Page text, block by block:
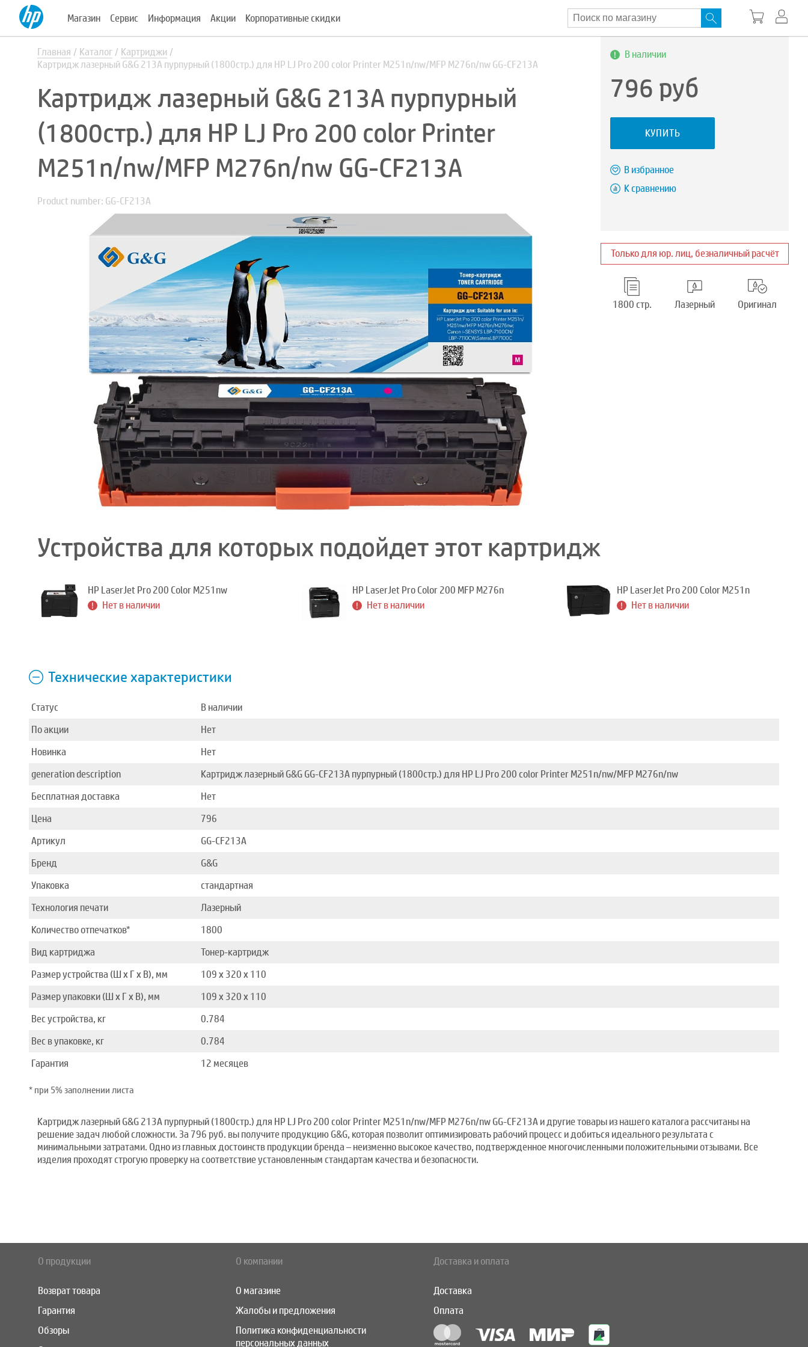
Магазин Сервис Информация Акции Корпоративные скидки
Главная Каталог
Картриджи
Картридж лазерный G&G 213A пурпурный (1800стр.) для HP LJ Pro 200 color Printer M251n/nw/MFP M276n/nw GG-CF213A
Картридж лазерный G&G 213A пурпурный
(1800стр.) для HP LJ Pro 200 color Printer
M251n/nw/MFP M276n/nw GG-CF213A
Product number: GG-CF213A
В наличии
796 руб
КУПИТЬ
В избранное
К сравнению
Только для юр. лиц, безналичный расчёт
1800 стр. Лазерный Оригинал
Устройства для которых подойдет этот картридж
HP LaserJet Pro 200 Color M251nw
Нет в наличии
HP LaserJet Pro Color 200 MFP M276n
Нет в наличии
HP LaserJet Pro 200 Color M251n
Нет в наличии
Технические характеристики
Статус
В наличии
По акции
Нет
Новинка
Нет
generation description
Картридж лазерный G&G GG-CF213A пурпурный (1800стр.) для HP LJ Pro 200 color Printer M251n/nw/MFP M276n/nw
Бесплатная доставка
Нет
Цена
796
Артикул
GG-CF213A
Бренд
G&G
Упаковка
стандартная
Технология печати
Лазерный
Количество отпечатков*
1800
Вид картриджа
Тонер-картридж
Размер устройства (Ш x Г x В), мм
109 x 320 x 110
Размер упаковки (Ш x Г x В), мм
109 x 320 x 110
Вес устройства, кг
0.784
Вес в упаковке, кг
0.784
Гарантия
12 месяцев
* при 5% заполнении листа
Картридж лазерный G&G 213A пурпурный (1800стр.) для HP LJ Pro 200 color Printer M251n/nw/MFP M276n/nw GG-CF213A и другие товары из нашего каталога рассчитаны на
решение задач любой сложности. За 796 руб. вы получите продукцию G&G, которая позволит оптимизировать рабочий процесс и добиться идеального результата с
минимальными затратами. Одно из главных достоинств продукции бренда – неизменно высокое качество, подтвержденное многочисленными положительными отзывами. Все
изделия проходят строгую проверку на соответствие установленным стандартам качества и безопасности.
О продукции
Возврат товара
Гарантия
Обзоры
О компании
О магазине
Жалобы и предложения
Политика конфиденциальности
персональных данных
Доставка и оплата
Доставка
Оплата